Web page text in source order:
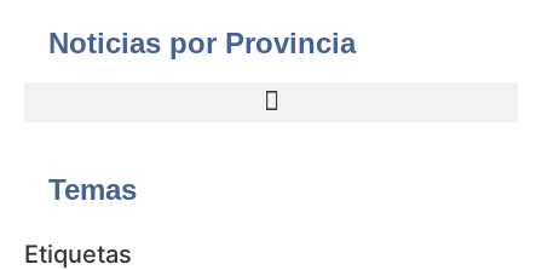
Noticias por Provincia
Temas
Etiquetas